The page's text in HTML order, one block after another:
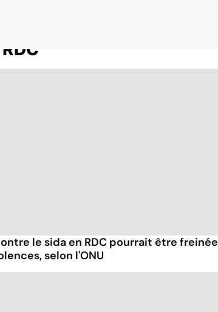
le sida en RDC pourrait être freinée
selon l'ONU